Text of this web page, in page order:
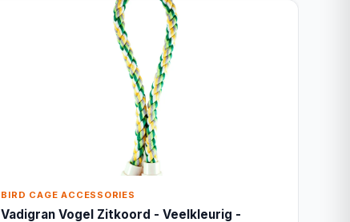
BIRD CAGE ACCESSORIES
Vadigran Vogel Zitkoord - Veelkleurig -